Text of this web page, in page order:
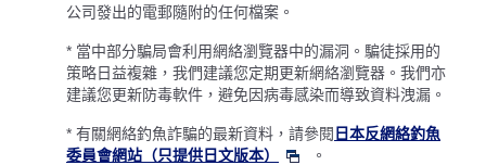
公司發出的電郵隨附的任何檔案。
* 當中部分騙局會利用網絡瀏覽器中的漏洞。騙徒採用的
策略日益複雜，我們建議您定期更新網絡瀏覽器。我們亦
建議您更新防毒軟件，避免因病毒感染而導致資料洩漏。
* 有關網絡釣魚詐騙的最新資料，請參閱 日本反網絡釣魚
委員會網站（只提供日文版本）
。